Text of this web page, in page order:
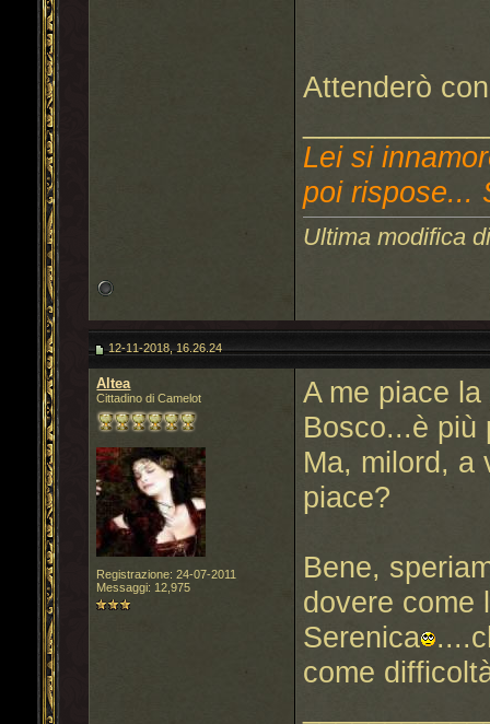
Attenderò
Lei si
poi rispose...
Ultima modifica
12-11-2018, 16.26.24
Altea
Cittadino di Camelot
Registrazione: 24-07-2011
Messaggi: 12,975
A me piace
Bosco...è
Ma, milord, a
piace?
Bene,
dovere come
Serenica
come